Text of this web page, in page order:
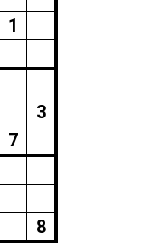
1
3
7
8